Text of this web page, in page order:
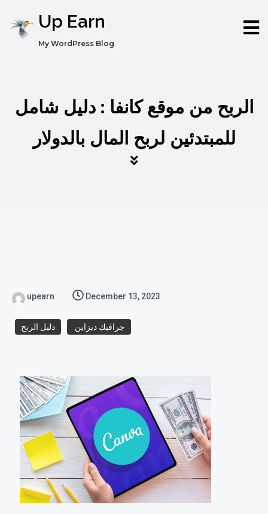
Up Earn
My WordPress Blog
الربح من موقع كانفا : دليل شامل
للمبتدئين لربح المال بالدولار
upearn December 13, 2023
جرافيك ديزاين دليل الربح